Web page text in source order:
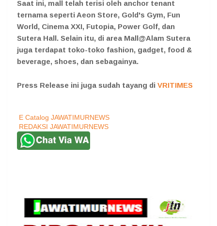
Saat ini, mall telah terisi oleh anchor tenant
ternama seperti Aeon Store, Gold's Gym, Fun
World, Cinema XXI, Futopia, Power Golf, dan
Sutera Hall. Selain itu, di area Mall@Alam Sutera
juga terdapat toko-toko fashion, gadget, food &
beverage, shoes, dan sebagainya.
Press Release ini juga sudah tayang di VRITIMES
E Catalog JAWATIMURNEWS
REDAKSI JAWATIMURNEWS